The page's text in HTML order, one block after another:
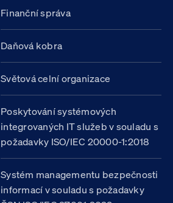
Finanční správa
Daňová kobra
Světová celní organizace
Poskytování systémových
integrovaných IT služeb v souladu s
požadavky ISO/IEC 20000-1:2018
Systém managementu bezpečnosti
informací v souladu s požadavky